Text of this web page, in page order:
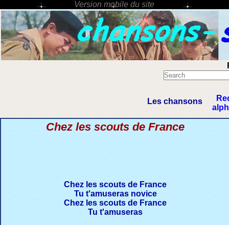
Les chansons
Chez les scouts de France
Chez les scouts de France
Tu t'amuseras novice
Chez les scouts de France
Tu t'amuseras